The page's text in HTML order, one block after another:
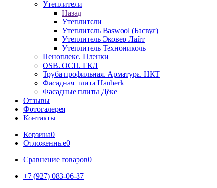
Утеплители
Назад
Утеплители
Утеплитель Baswool (Басвул)
Утеплитель Эковер Лайт
Утеплитель Технониколь
Пеноплекс. Пленки
OSB. ОСП. ГКЛ
Труба профильная. Арматура. НКТ
Фасадная плита Hauberk
Фасадные плиты Дёке
Отзывы
Фотогалерея
Контакты
Корзина0
Отложенные0
Сравнение товаров0
+7 (927) 083-06-87